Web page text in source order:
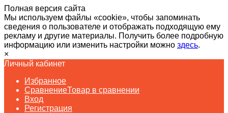
Полная версия сайта
Мы используем файлы «cookie», чтобы запоминать
сведения о пользователе и отображать подходящую ему
рекламу и другие материалы. Получить более подробную
информацию или изменить настройки можно здесь.
×
Личный кабинет
Избранное
СравнениеТовар в сравнении
Вход
Регистрация